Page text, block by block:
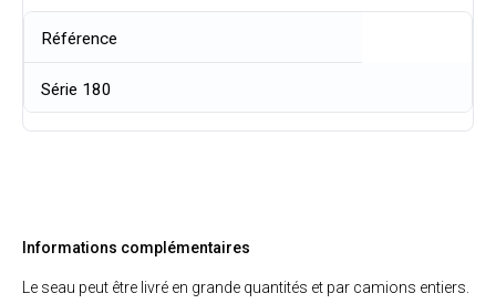
Référence
Série 180
Informations complémentaires
Le seau peut être livré en grande quantités et par camions entiers.